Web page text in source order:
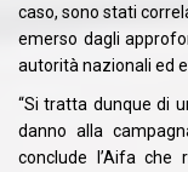
caso, sono stati
emerso dagli
autorità nazionali ed
“Si tratta dunque di
danno alla
conclude l’Aifa che